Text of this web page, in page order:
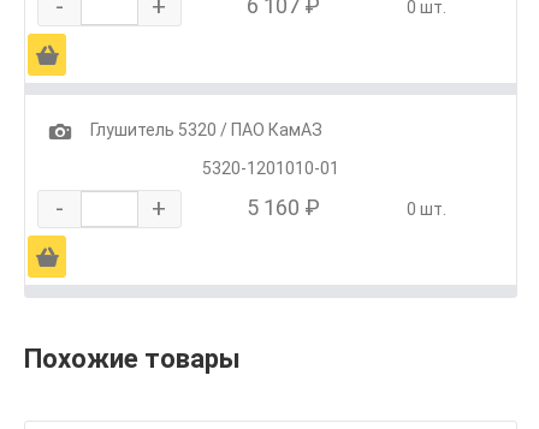
- + 6 107 ₽ 0 шт.
Ä
1
Глушитель 5320 / ПАО КамАЗ
5320-1201010-01
- + 5 160 ₽ 0 шт.
Ä
Похожие товары